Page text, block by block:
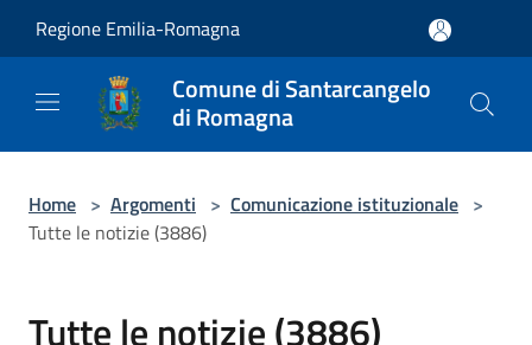
Regione Emilia-Romagna
Comune di Santarcangelo
di Romagna
Home > Argomenti > Comunicazione istituzionale >
Tutte le notizie (3886)
Tutte le notizie (3886)